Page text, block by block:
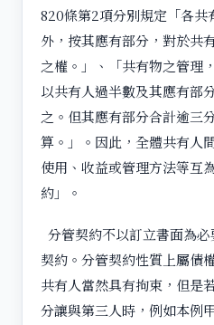
820條第2項分別規定「各共
外，按其應有部分，對於共
之權。」、「共有物之管理
以共有人過半數及其應有部
之。但其應有部分合計逾三
算。」。因此，全體共有人
使用、收益或管理方法等互
約」。
分管契約不以訂立書面為
契約。分管契約性質上屬債
共有人當然具有拘束，但是
分讓與第三人時，例如本例